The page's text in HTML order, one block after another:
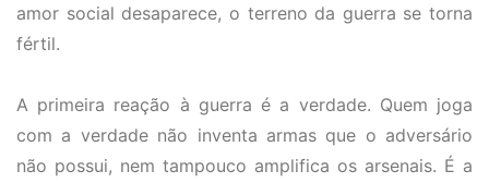
amor social desaparece, o terreno da guerra se torna
fértil.
A primeira reação à guerra é a verdade. Quem joga
com a verdade não inventa armas que o adversário
não possui, nem tampouco amplifica os arsenais. É a